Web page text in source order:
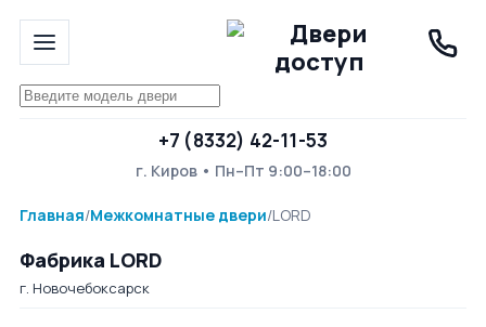
+7 (8332) 42-11-53
г. Киров • Пн–Пт 9:00–18:00
Главная/Межкомнатные двери/LORD
Фабрика LORD
г. Новочебоксарск